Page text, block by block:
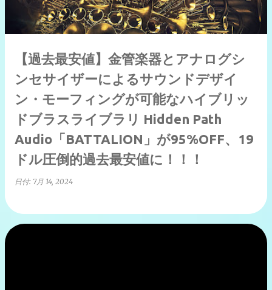
【過去最安値】金管楽器とアナログシ
ンセサイザーによるサウンドデザイ
ン・モーフィングが可能なハイブリッ
ドブラスライブラリ Hidden Path
Audio「BATTALION」が95%OFF、19
ドル圧倒的過去最安値に！！！
日付: 7月 14, 2024